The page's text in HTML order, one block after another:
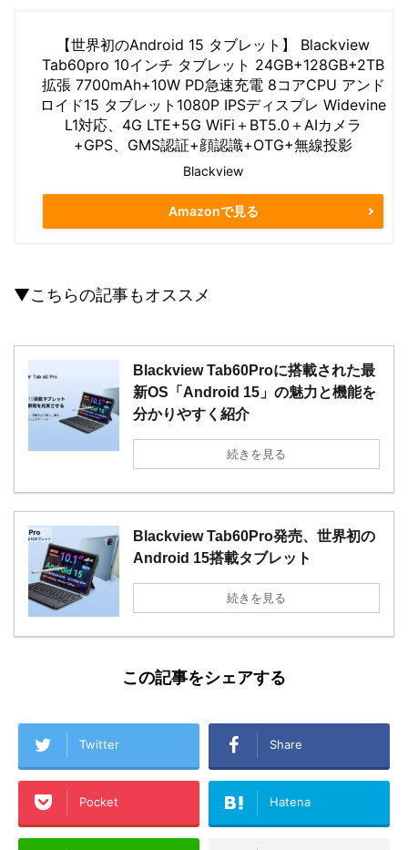
【世界初のAndroid 15 タブレット】 Blackview
Tab60pro 10インチ タブレット 24GB+128GB+2TB
拡張 7700mAh+10W PD急速充電 8コアCPU アンド
ロイド15 タブレット1080P IPSディスプレ Widevine
L1対応、4G LTE+5G WiFi＋BT5.0＋AIカメラ
+GPS、GMS認証+顔認識+OTG+無線投影
Blackview
Amazonで見る
▼こちらの記事もオススメ
Blackview Tab60Proに搭載された最
新OS「Android 15」の魅力と機能を
分かりやすく紹介
続きを見る
Blackview Tab60Pro発売、世界初の
Android 15搭載タブレット
続きを見る
この記事をシェアする
Twitter Share
Pocket Hatena